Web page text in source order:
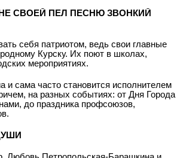
СВОЕЙ ПЕЛ ПЕСНЮ ЗВОНКИЙ
себя патриотом, ведь свои главные
Курску. Их поют в школах,
мероприятиях.
и сама часто становится исполнителем
на разных событиях: от Дня Города
до праздника профсоюзов,